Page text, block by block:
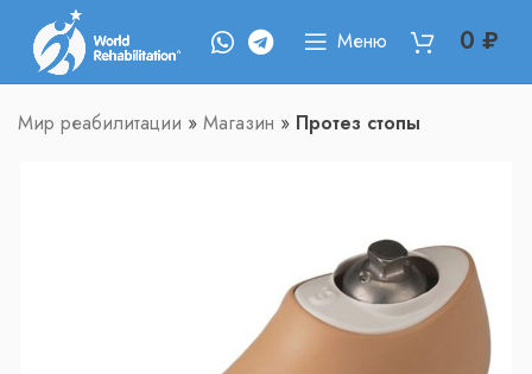
Меню 0₽
Мир реабилитации » Магазин » Протез стопы